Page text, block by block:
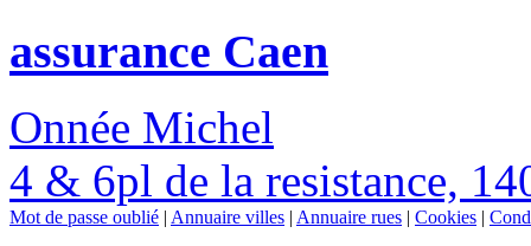
assurance Caen
Onnée Michel
4 & 6pl de la resistance,
Mot de passe oublié | Annuaire villes | Annuaire rues | Cookies |